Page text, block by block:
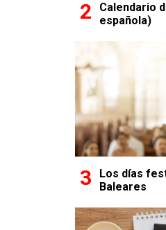
Calendario
española)
Los días
Baleares